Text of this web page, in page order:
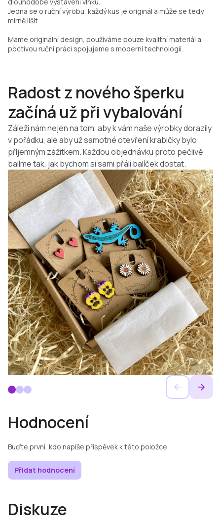
dlouhodobé vystavení vlhku.
Jedná se o ruční výrobu, každý kus je originál a může se tedy
mírně lišit.
Máme originální design, používáme pouze kvalitní materiál a
poctivou ruční práci spojujeme s moderní technologií.
Hodnocení
Buďte první, kdo napíše příspěvek k této položce.
Přidat hodnocení
Diskuze
Radost z nového šperku
začíná už při vybalování
Záleží nám nejen na tom, aby k vám naše výrobky dorazily
v pořádku, ale aby už samotné otevření krabičky bylo
příjemným zážitkem. Každou objednávku proto pečlivě
balíme tak, jak bychom si sami přáli balíček dostat.